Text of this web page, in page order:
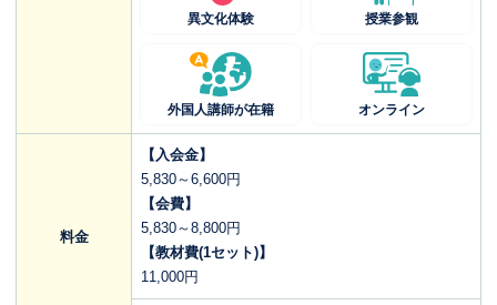
異文化体験 授業参観
外国人講師が在籍 オンライン
料金
【入会金】
5,830～6,600円
【会費】
5,830～8,800円
【教材費(1セット)】
11,000円